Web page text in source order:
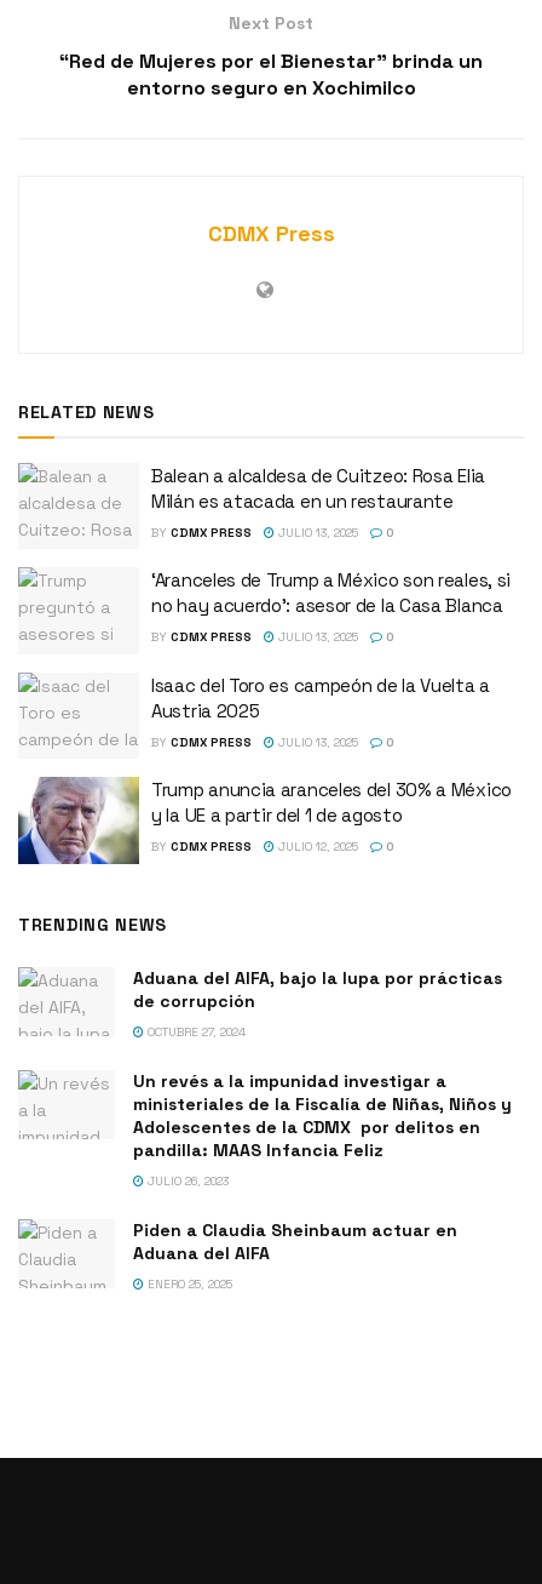
Next Post
“Red de Mujeres por el Bienestar” brinda un
entorno seguro en Xochimilco
CDMX Press
RELATED NEWS
Balean a alcaldesa de Cuitzeo: Rosa Elia
Milán es atacada en un restaurante
BY CDMX PRESS JULIO 13, 2025 0
‘Aranceles de Trump a México son reales, si
no hay acuerdo’: asesor de la Casa Blanca
BY CDMX PRESS JULIO 13, 2025 0
Isaac del Toro es campeón de la Vuelta a
Austria 2025
BY CDMX PRESS JULIO 13, 2025 0
Trump anuncia aranceles del 30% a México
y la UE a partir del 1 de agosto
BY CDMX PRESS JULIO 12, 2025 0
TRENDING NEWS
Aduana del AIFA, bajo la lupa por prácticas
de corrupción
OCTUBRE 27, 2024
Un revés a la impunidad investigar a
ministeriales de la Fiscalía de Niñas, Niños y
Adolescentes de la CDMX por delitos en
pandilla: MAAS Infancia Feliz
JULIO 26, 2023
Piden a Claudia Sheinbaum actuar en
Aduana del AIFA
ENERO 25, 2025